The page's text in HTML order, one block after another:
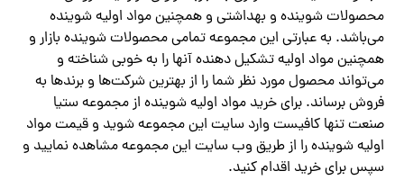
محصولات شوینده و بهداشتی و همچنین مواد اولیه شوینده
می‌باشد. به عبارتی این مجموعه تمامی محصولات شوینده بازار و
همچنین مواد اولیه تشکیل دهنده آنها را به خوبی شناخته و
می‌تواند محصول مورد نظر شما را از بهترین شرکت‌ها و برندها به
فروش برساند. برای خرید مواد اولیه شوینده از مجموعه ستیا
صنعت تنها کافیست وارد سایت این مجموعه شوید و قیمت مواد
اولیه شوینده را از طریق وب سایت این مجموعه مشاهده نمایید و
سپس برای خرید اقدام کنید.